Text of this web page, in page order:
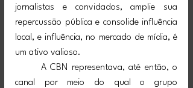
jornalistas e convidados, amplie sua
repercussão pública e consolide influência
local, e influência, no mercado de mídia, é
um ativo valioso.
canal por meio do qual o grupo